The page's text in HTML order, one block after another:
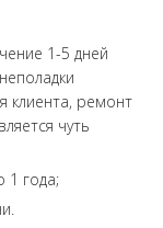
1-5 дней
клиента, ремонт
чуть
1 года;